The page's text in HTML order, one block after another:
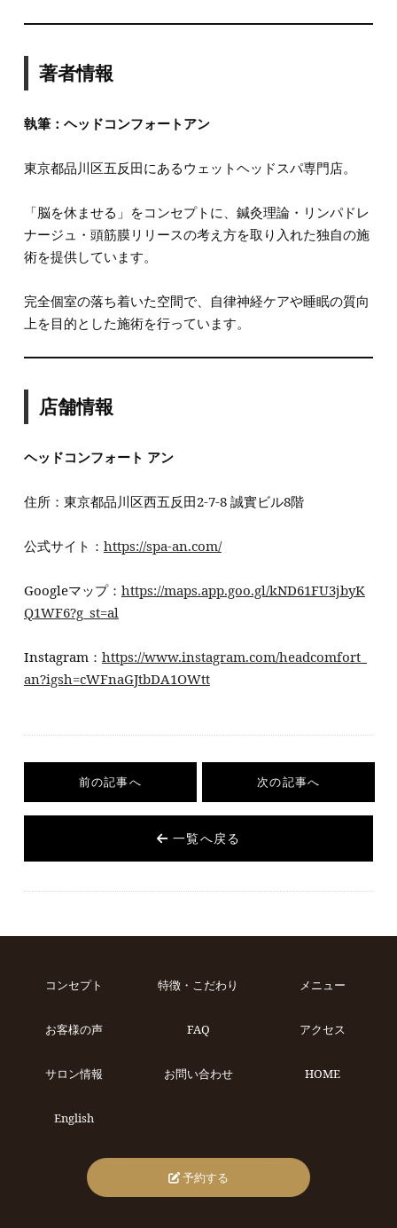
著者情報
執筆：ヘッドコンフォートアン
東京都品川区五反田にあるウェットヘッドスパ専門店。
「脳を休ませる」をコンセプトに、鍼灸理論・リンパドレ
ナージュ・頭筋膜リリースの考え方を取り入れた独自の施
術を提供しています。
完全個室の落ち着いた空間で、自律神経ケアや睡眠の質向
上を目的とした施術を行っています。
店舗情報
ヘッドコンフォート アン
住所：東京都品川区西五反田2-7-8 誠實ビル8階
公式サイト： https://spa-an.com/
Googleマップ： https://maps.app.goo.gl/kND61FU3jbyK
Q1WF6?g_st=al
Instagram： https://www.instagram.com/headcomfort_
an?igsh=cWFnaGJtbDA1OWtt
前の記事へ 次の記事へ
一覧へ戻る
コンセプト 特徴・こだわり メニュー
お客様の声 FAQ アクセス
サロン情報 お問い合わせ HOME
English
予約する